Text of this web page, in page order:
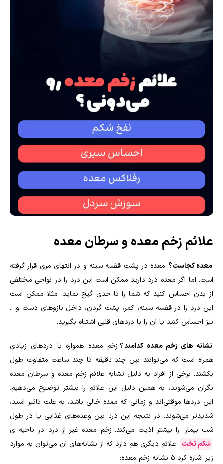
علائم زخم معده و سرطان معده
معده کجاست؟ معده در پشت قفسه سینه و در انتهای مری قرار گرفته
است. اما اگر معده درد دارید ممکن است این درد را در نواحی مختلفی
از بدن احساس کنید که شما را تا حدی گیج نماید. مثلا ممکن است
این درد را در قفسه سینه، کمر، پشت گردن، داخل بازوهای دست و ..
نیز احساس کنید یا آن را با دردهای قلبی اشتباه بگیرید.
نشانه های زخم معده کدامند؟ زخم‌ معده همواره با دردهای زیادی
همراه است که می‌توانند بین چند دقیقه تا چند ساعت متفاوت طول
بکشند. برخی از افراد به دلیل تشابه علائم زخم معده و سرطان معده
نگران می‌شوند، به همین دلیل این علائم را بیشتر توضیح می‌دهیم.
این دردها موقتی‌اند و زمانی که معده خالی باشد، به علت تاثیر اسید،
شدیدتر می‌‌شوند. در نتیجه این درد بین وعده‌های غذایی یا در طول
شب بیمار را بیشتر اذیت می‌کند. زخم ‌معده غیر از درد در ناحیه ی
شکم تخت علائم دیگری هم دارد که از نشانه‌های آن می‌توان به موارد
زیر اشاره کرد 5 نشانه زخم معده: